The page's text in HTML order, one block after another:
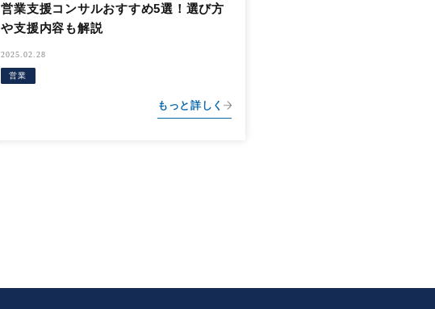
営業支援コンサルおすすめ5選！選び方
や支援内容も解説
2025.02.28
営業
もっと詳しく